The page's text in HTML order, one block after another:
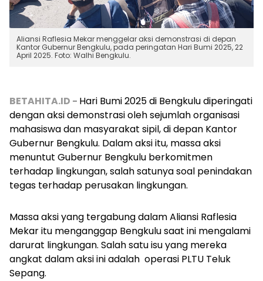
Aliansi Raflesia Mekar menggelar aksi demonstrasi di depan
Kantor Gubernur Bengkulu, pada peringatan Hari Bumi 2025, 22
April 2025. Foto: Walhi Bengkulu.
BETAHITA.ID - Hari Bumi 2025 di Bengkulu diperingati
dengan aksi demonstrasi oleh sejumlah organisasi
mahasiswa dan masyarakat sipil, di depan Kantor
Gubernur Bengkulu. Dalam aksi itu, massa aksi
menuntut Gubernur Bengkulu berkomitmen
terhadap lingkungan, salah satunya soal penindakan
tegas terhadap perusakan lingkungan.
Massa aksi yang tergabung dalam Aliansi Raflesia
Mekar itu menganggap Bengkulu saat ini mengalami
darurat lingkungan. Salah satu isu yang mereka
angkat dalam aksi ini adalah operasi PLTU Teluk
Sepang.